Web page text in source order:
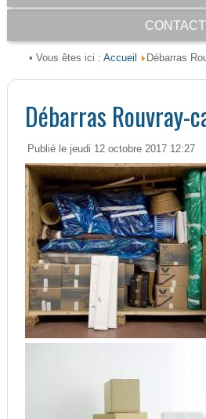
CONTACT
• Vous êtes ici : Accueil Débarras
Débarras Rouvray-
Publié le jeudi 12 octobre 2017 12:27